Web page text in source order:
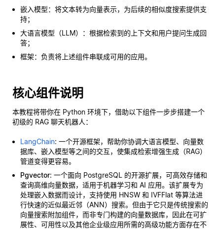
嵌入模型：将文本转为向量表示，为后续的相似度搜索提供支
持；
大语言模型（LLM）：根据检索到的上下文和用户提问生成回
答；
框架：负责将上述组件串联成可用的应用。
核心组件说明
本教程将带你在 Python 环境下，借助以下组件一步步搭建一个
初级的 RAG 聊天机器人：
LangChain: 一个开源框架，帮助你协调大语言模型、向量数
据库、嵌入模型等之间的交互，使集成检索增强生成（RAG）
管道变得更容易。
Pgvector: 一个面向 PostgreSQL 的开源扩展，可高效存储和
查询高维向量数据，适用于机器学习和 AI 应用。该扩展专为
处理嵌入数据而设计，支持使用 HNSW 和 IVFFlat 等算法进
行快速的近似最近邻（ANN）搜索。但由于它只是传统搜索的
向量搜索附加组件，而非专门构建的向量数据库，因此在可扩
展性、可用性以及其他企业级应用所需的高级功能方面存在不